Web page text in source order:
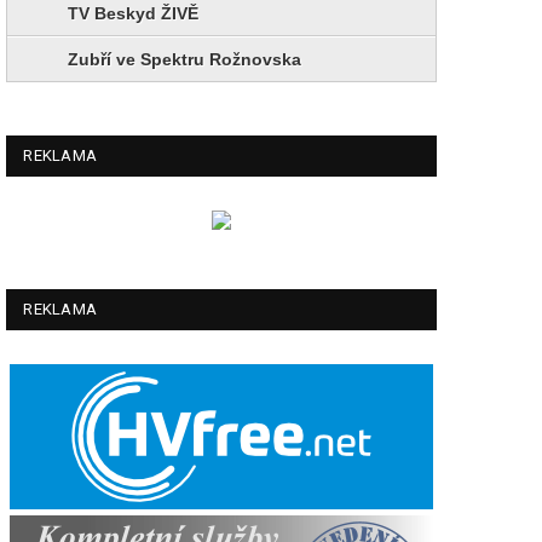
TV Beskyd ŽIVĚ
Zubří ve Spektru Rožnovska
REKLAMA
REKLAMA